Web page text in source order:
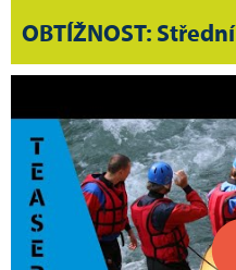
OBTÍŽNOST: Střední